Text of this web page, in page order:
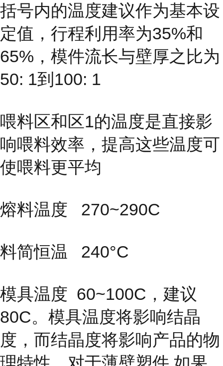
括号内的温度建议作为基本设
定值，行程利用率为35%和
65%，模件流长与壁厚之比为
50: 1到100: 1
喂料区和区1的温度是直接影
响喂料效率，提高这些温度可
使喂料更平均
熔料温度 270~290C
料简恒温 240°C
模具温度 60~100C，建议
80C。模具温度将影响结晶
度，而结晶度将影响产品的物